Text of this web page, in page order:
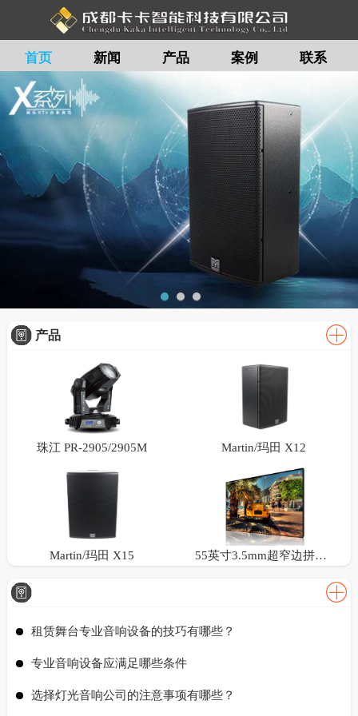
首页 新闻 产品 案例 联系
留言
产品
珠江 PR-2905/2905M Martin/玛田 X12
Martin/玛田 X15 55英寸3.5mm超窄边拼接屏
租赁舞台专业音响设备的技巧有哪些？
专业音响设备应满足哪些条件
选择灯光音响公司的注意事项有哪些？